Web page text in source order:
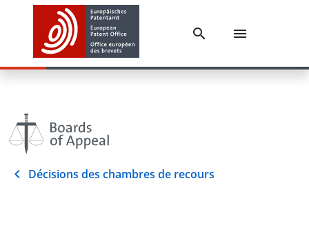
Décisions des chambres de recours